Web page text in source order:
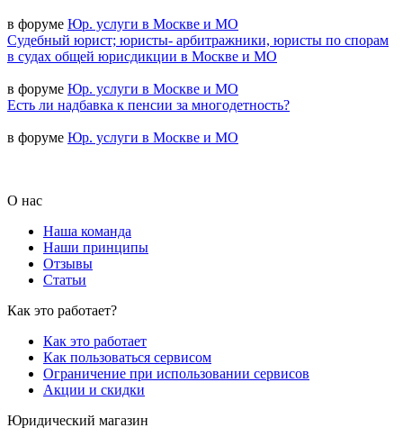
в форуме Юр. услуги в Москве и МО
Судебный юрист; юристы- арбитражники, юристы по спорам
в судах общей юрисдикции в Москве и МО
в форуме Юр. услуги в Москве и МО
Есть ли надбавка к пенсии за многодетность?
в форуме Юр. услуги в Москве и МО
О нас
Наша команда
Наши принципы
Отзывы
Статьи
Как это работает?
Как это работает
Как пользоваться сервисом
Ограничение при использовании сервисов
Акции и скидки
Юридический магазин